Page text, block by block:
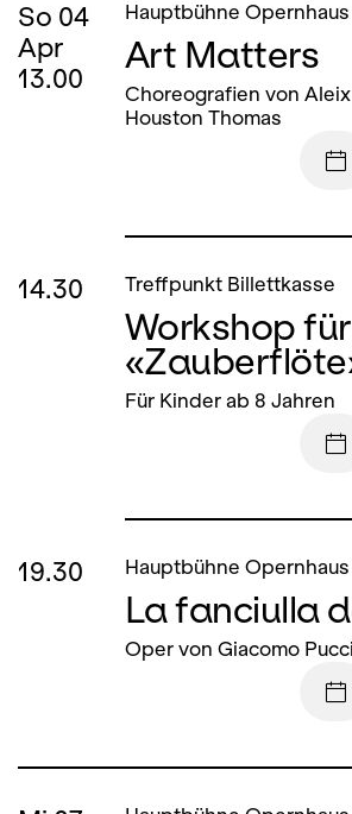
So 04
Apr
13.00
Hauptbühne Opernhaus
Art Matters
Choreografien von
Houston Thomas
14.30 Treffpunkt Billettkasse
Workshop
Für Kinder ab 8 Jahren
19.30 Hauptbühne Opernhaus
La fanciulla
Oper von Giacomo